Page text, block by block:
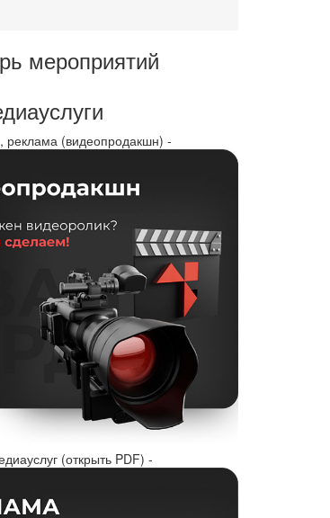
мероприятий
реклама (видеопродакшн) -
(открыть PDF) -